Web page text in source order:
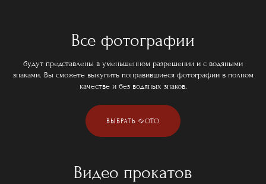
Все фотографии
будут представлены в уменьшенном разрешении и с водяными
знаками. Вы сможете выкупить понравившиеся фотографии в полном
качестве и без водяных знаков.
ВЫБРАТЬ ФОТО
Видео прокатов